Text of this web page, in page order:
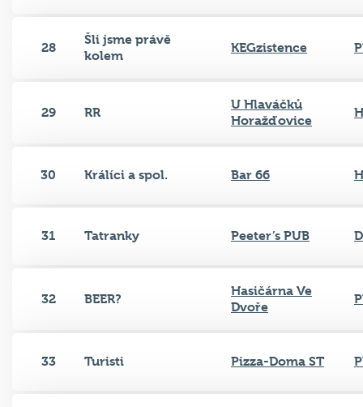
28
Šli jsme právě
kolem
KEGzistence
29 RR
U Hlaváčků
Horažďovice
30 Králíci a spol. Bar 66
31 Tatranky Peeter’s PUB
32 BEER?
Hasičárna Ve
Dvoře
33 Turisti Pizza-Doma ST